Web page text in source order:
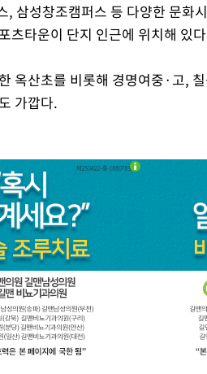
, 삼성창조캠퍼스 등 다양한 문화
츠타운이 단지 인근에 위치해 있
옥산초를 비롯해 경명여중·고,
가깝다.